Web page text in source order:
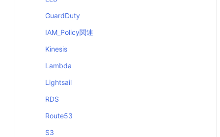
GuardDuty
IAM_Policy関連
Kinesis
Lambda
Lightsail
RDS
Route53
S3